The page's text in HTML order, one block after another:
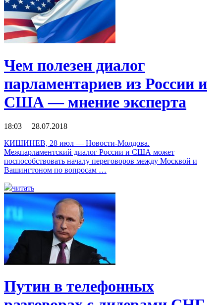
Чем полезен диалог
парламентариев из России и
США — мнение эксперта
18:03 28.07.2018
КИШИНЕВ, 28 июл — Новости-Молдова.
Межпарламентский диалог России и США может
поспособствовать началу переговоров между Москвой и
Вашингтоном по вопросам …
читать
Путин в телефонных